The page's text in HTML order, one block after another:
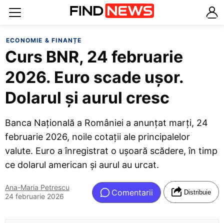
ECONOMIE & FINANȚE
Curs BNR, 24 februarie
2026. Euro scade ușor.
Dolarul și aurul cresc
Banca Națională a României a anunțat marți, 24
februarie 2026, noile cotații ale principalelor
valute. Euro a înregistrat o ușoară scădere, în timp
ce dolarul american și aurul au urcat.
Ana-Maria Petrescu
24 februarie 2026
Comentarii Distribuie